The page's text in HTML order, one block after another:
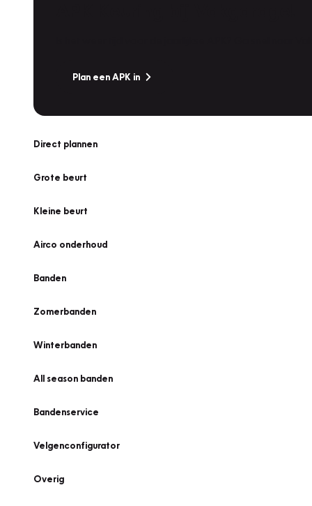
Plan een APK in
Direct plannen
Grote beurt
Kleine beurt
Airco onderhoud
Banden
Zomerbanden
Winterbanden
All season banden
Bandenservice
Velgenconfigurator
Overig